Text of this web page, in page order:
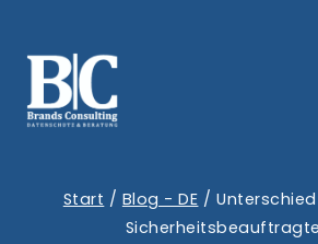
Inhalt
springen
Start / Blog - DE /